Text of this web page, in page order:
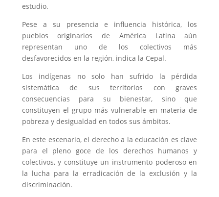
estudio.
Pese a su presencia e influencia histórica, los
pueblos originarios de América Latina aún
representan uno de los colectivos más
desfavorecidos en la región, indica la Cepal.
Los indígenas no solo han sufrido la pérdida
sistemática de sus territorios con graves
consecuencias para su bienestar, sino que
constituyen el grupo más vulnerable en materia de
pobreza y desigualdad en todos sus ámbitos.
En este escenario, el derecho a la educación es clave
para el pleno goce de los derechos humanos y
colectivos, y constituye un instrumento poderoso en
la lucha para la erradicación de la exclusión y la
discriminación.